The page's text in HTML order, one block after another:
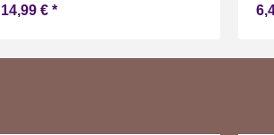
14,99 € *